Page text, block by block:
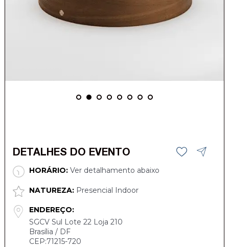
DETALHES DO EVENTO
HORÁRIO:Ver detalhamento abaixo
NATUREZA:Presencial Indoor
ENDEREÇO:
SGCV Sul Lote 22 Loja 210
Brasília / DF
CEP:71215-720